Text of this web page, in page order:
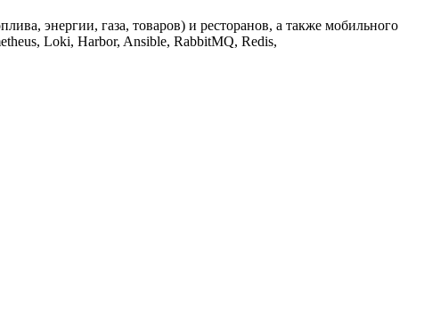
энергии, газа, товаров) и ресторанов, а также мобильного
Loki, Harbor, Ansible, RabbitMQ, Redis,